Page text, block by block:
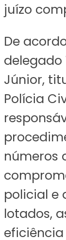
juízo
De
delegado
Júnior,
Polícia
números
policial e
lotados,